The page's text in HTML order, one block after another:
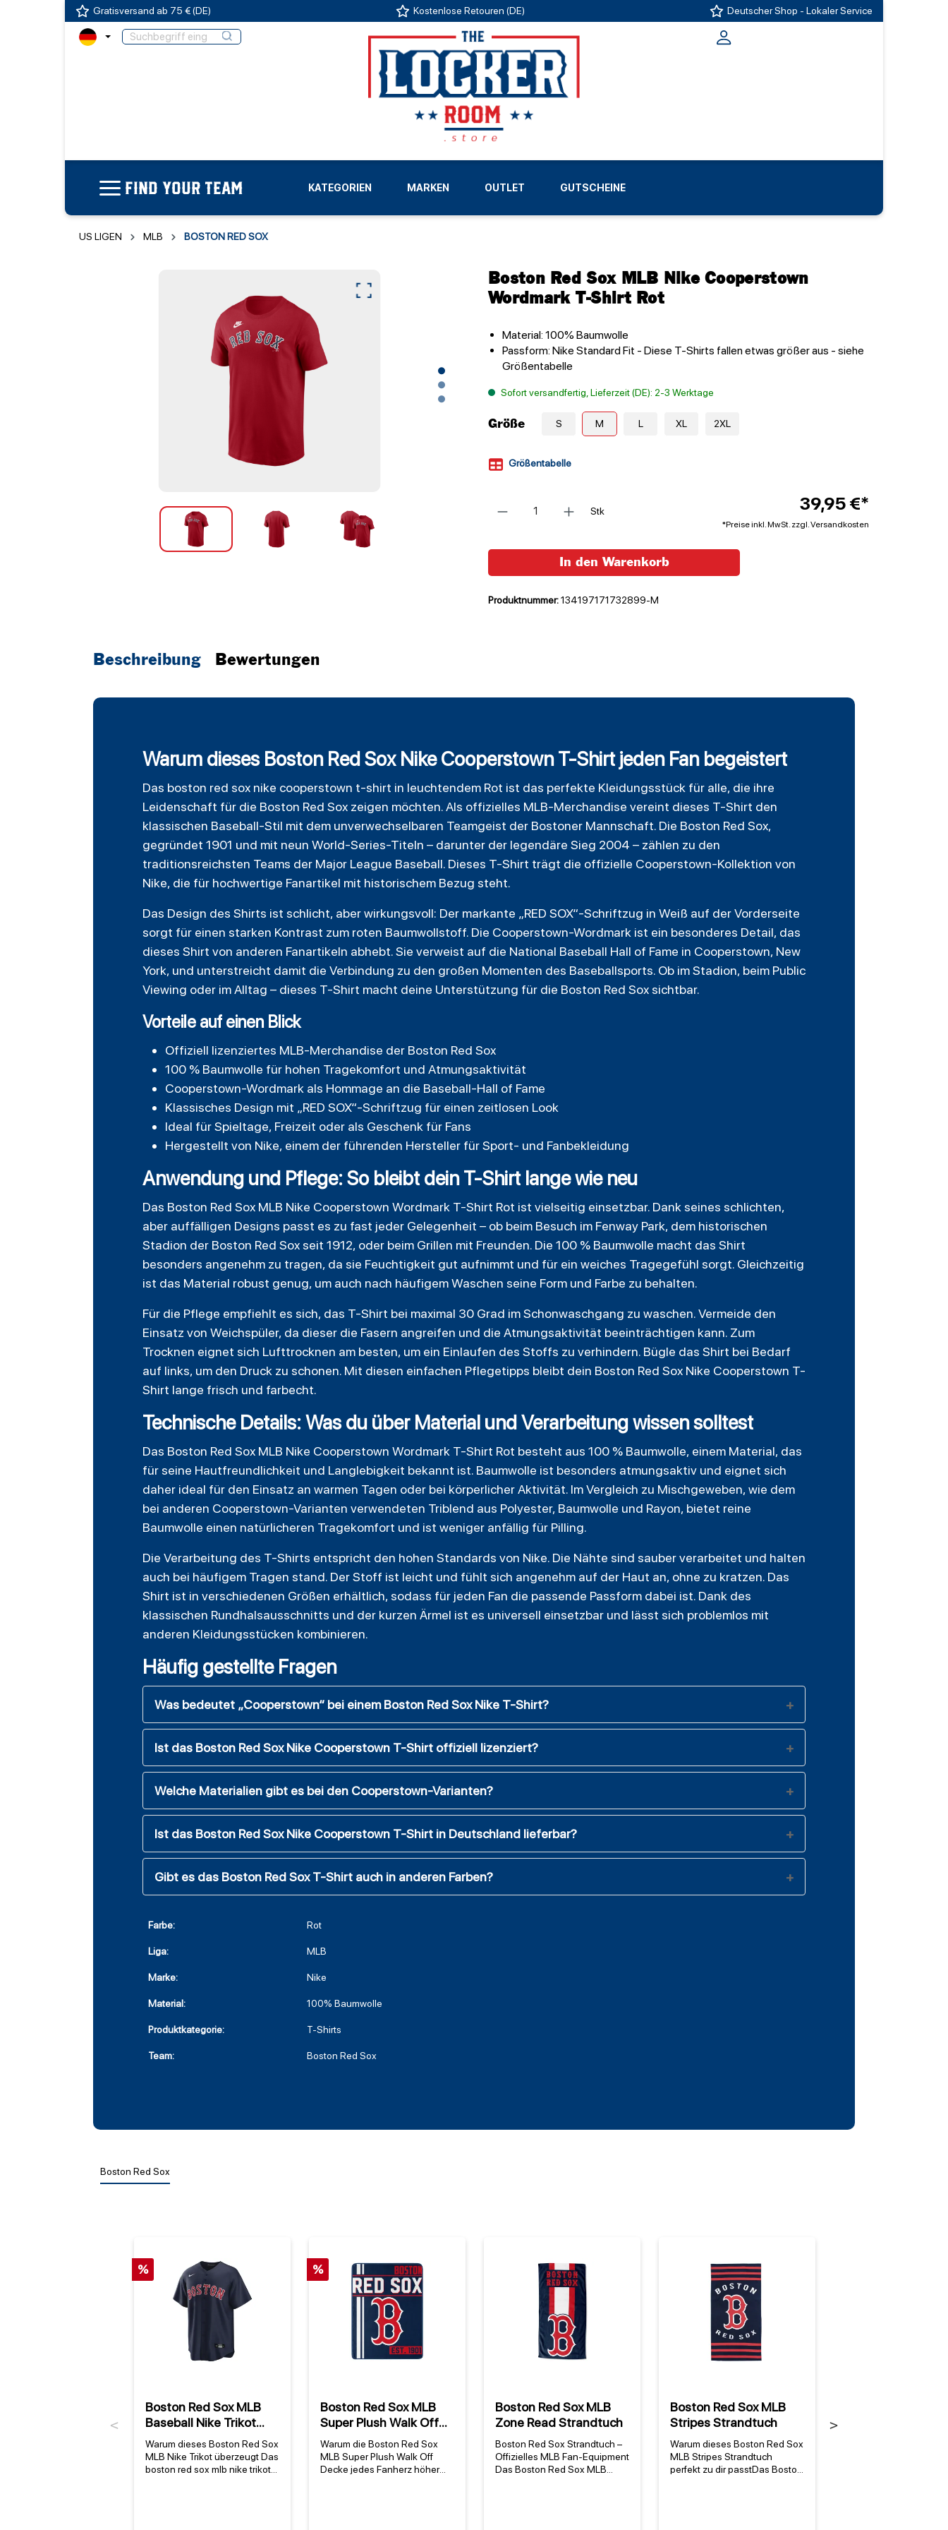
Gratisversand ab 75 € (DE) Kostenlose Retouren (DE) Deutscher Shop - Lokaler Service
FIND YOUR TEAM KATEGORIEN MARKEN
LIGEN
OUTLET GUTSCHEINE
US LIGEN MLB BOSTON RED SOX
Boston Red Sox MLB Nike Cooperstown
Wordmark T-Shirt Rot
Material: 100% Baumwolle
Passform: Nike Standard Fit - Diese T-Shirts fallen etwas größer aus - siehe
Größentabelle
Sofort versandfertig, Lieferzeit (DE): 2-3 Werktage
Größe S M L XL 2XL
Größentabelle
Stk
39,95 €*
*Preise inkl. MwSt. zzgl. Versandkosten
In den Warenkorb
Produktnummer:134197171732899-M
Beschreibung Bewertungen
Warum dieses Boston Red Sox Nike Cooperstown T-Shirt jeden Fan begeistert
Das boston red sox nike cooperstown t-shirt in leuchtendem Rot ist das perfekte Kleidungsstück für alle, die ihre
Leidenschaft für die Boston Red Sox zeigen möchten. Als offizielles MLB-Merchandise vereint dieses T-Shirt den
klassischen Baseball-Stil mit dem unverwechselbaren Teamgeist der Bostoner Mannschaft. Die Boston Red Sox,
gegründet 1901 und mit neun World-Series-Titeln – darunter der legendäre Sieg 2004 – zählen zu den
traditionsreichsten Teams der Major League Baseball. Dieses T-Shirt trägt die offizielle Cooperstown-Kollektion von
Nike, die für hochwertige Fanartikel mit historischem Bezug steht.
Das Design des Shirts ist schlicht, aber wirkungsvoll: Der markante „RED SOX“-Schriftzug in Weiß auf der Vorderseite
sorgt für einen starken Kontrast zum roten Baumwollstoff. Die Cooperstown-Wordmark ist ein besonderes Detail, das
dieses Shirt von anderen Fanartikeln abhebt. Sie verweist auf die National Baseball Hall of Fame in Cooperstown, New
York, und unterstreicht damit die Verbindung zu den großen Momenten des Baseballsports. Ob im Stadion, beim Public
Viewing oder im Alltag – dieses T-Shirt macht deine Unterstützung für die Boston Red Sox sichtbar.
Vorteile auf einen Blick
Offiziell lizenziertes MLB-Merchandise der Boston Red Sox
100 % Baumwolle für hohen Tragekomfort und Atmungsaktivität
Cooperstown-Wordmark als Hommage an die Baseball-Hall of Fame
Klassisches Design mit „RED SOX“-Schriftzug für einen zeitlosen Look
Ideal für Spieltage, Freizeit oder als Geschenk für Fans
Hergestellt von Nike, einem der führenden Hersteller für Sport- und Fanbekleidung
Anwendung und Pflege: So bleibt dein T-Shirt lange wie neu
Das Boston Red Sox MLB Nike Cooperstown Wordmark T-Shirt Rot ist vielseitig einsetzbar. Dank seines schlichten,
aber auffälligen Designs passt es zu fast jeder Gelegenheit – ob beim Besuch im Fenway Park, dem historischen
Stadion der Boston Red Sox seit 1912, oder beim Grillen mit Freunden. Die 100 % Baumwolle macht das Shirt
besonders angenehm zu tragen, da sie Feuchtigkeit gut aufnimmt und für ein weiches Tragegefühl sorgt. Gleichzeitig
ist das Material robust genug, um auch nach häufigem Waschen seine Form und Farbe zu behalten.
Für die Pflege empfiehlt es sich, das T-Shirt bei maximal 30 Grad im Schonwaschgang zu waschen. Vermeide den
Einsatz von Weichspüler, da dieser die Fasern angreifen und die Atmungsaktivität beeinträchtigen kann. Zum
Trocknen eignet sich Lufttrocknen am besten, um ein Einlaufen des Stoffs zu verhindern. Bügle das Shirt bei Bedarf
auf links, um den Druck zu schonen. Mit diesen einfachen Pflegetipps bleibt dein Boston Red Sox Nike Cooperstown T-
Shirt lange frisch und farbecht.
Technische Details: Was du über Material und Verarbeitung wissen solltest
Das Boston Red Sox MLB Nike Cooperstown Wordmark T-Shirt Rot besteht aus 100 % Baumwolle, einem Material, das
für seine Hautfreundlichkeit und Langlebigkeit bekannt ist. Baumwolle ist besonders atmungsaktiv und eignet sich
daher ideal für den Einsatz an warmen Tagen oder bei körperlicher Aktivität. Im Vergleich zu Mischgeweben, wie dem
bei anderen Cooperstown-Varianten verwendeten Triblend aus Polyester, Baumwolle und Rayon, bietet reine
Baumwolle einen natürlicheren Tragekomfort und ist weniger anfällig für Pilling.
Die Verarbeitung des T-Shirts entspricht den hohen Standards von Nike. Die Nähte sind sauber verarbeitet und halten
auch bei häufigem Tragen stand. Der Stoff ist leicht und fühlt sich angenehm auf der Haut an, ohne zu kratzen. Das
Shirt ist in verschiedenen Größen erhältlich, sodass für jeden Fan die passende Passform dabei ist. Dank des
klassischen Rundhalsausschnitts und der kurzen Ärmel ist es universell einsetzbar und lässt sich problemlos mit
anderen Kleidungsstücken kombinieren.
Häufig gestellte Fragen
Was bedeutet „Cooperstown“ bei einem Boston Red Sox Nike T-Shirt?
Ist das Boston Red Sox Nike Cooperstown T-Shirt offiziell lizenziert?
Welche Materialien gibt es bei den Cooperstown-Varianten?
Ist das Boston Red Sox Nike Cooperstown T-Shirt in Deutschland lieferbar?
Gibt es das Boston Red Sox T-Shirt auch in anderen Farben?
Farbe: Rot
Liga: MLB
Marke: Nike
Material: 100% Baumwolle
Produktkategorie: T-Shirts
Team: Boston Red Sox
Boston Red Sox
Previous
%
Boston Red Sox MLB
Baseball Nike Trikot
Alternate Navy
Warum dieses Boston Red Sox
MLB Nike Trikot überzeugt Das
boston red sox mlb nike trikot
%
Boston Red Sox MLB
Super Plush Walk Off
Decke
Warum die Boston Red Sox
MLB Super Plush Walk Off
Decke jedes Fanherz höher
Boston Red Sox MLB
Zone Read Strandtuch
Boston Red Sox Strandtuch –
Offizielles MLB Fan-Equipment
Das Boston Red Sox MLB
Boston Red Sox MLB
Stripes Strandtuch
Warum dieses Boston Red Sox
MLB Stripes Strandtuch
perfekt zu dir passtDas Boston
Next